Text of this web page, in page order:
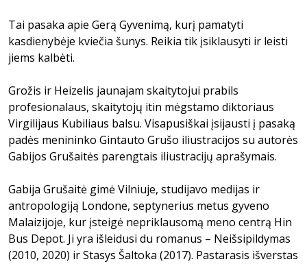
Tai pasaka apie Gerą Gyvenimą, kurį pamatyti
kasdienybėje kviečia šunys. Reikia tik įsiklausyti ir leisti
jiems kalbėti.
Grožis ir Heizelis jaunajam skaitytojui prabils
profesionalaus, skaitytojų itin mėgstamo diktoriaus
Virgilijaus Kubiliaus balsu. Visapusiškai įsijausti į pasaką
padės menininko Gintauto Grušo iliustracijos su autorės
Gabijos Grušaitės parengtais iliustracijų aprašymais.
Gabija Grušaitė gimė Vilniuje, studijavo medijas ir
antropologiją Londone, septynerius metus gyveno
Malaizijoje, kur įsteigė nepriklausomą meno centrą Hin
Bus Depot. Ji yra išleidusi du romanus – Neišsipildymas
(2010, 2020) ir Stasys Šaltoka (2017). Pastarasis išverstas